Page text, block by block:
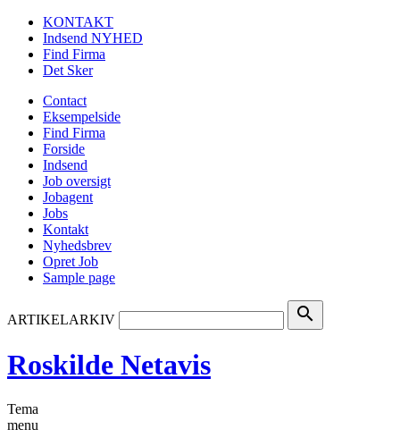
KONTAKT
Indsend NYHED
Find Firma
Det Sker
Contact
Eksempelside
Find Firma
Forside
Indsend
Job oversigt
Jobagent
Jobs
Kontakt
Nyhedsbrev
Opret Job
Sample page
ARTIKELARKIV search
Roskilde Netavis
Tema
menu